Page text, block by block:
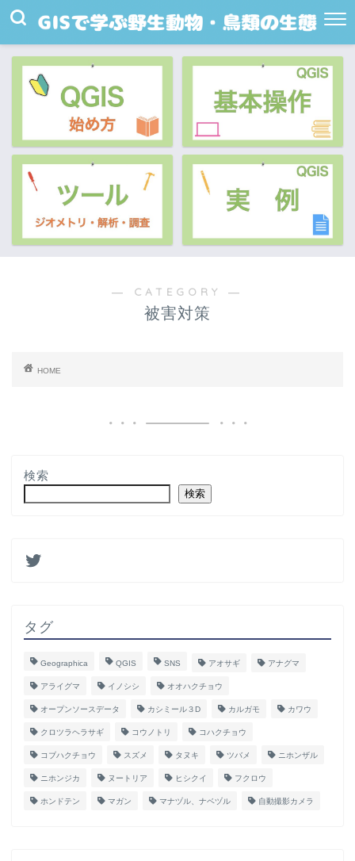
― CATEGORY ―
被害対策
HOME
検索
検索
タグ
Geographica QGIS SNS アオサギ アナグマ
アライグマ イノシシ オオハクチョウ
オープンソースデータ カシミール３D カルガモ カワウ
クロツラヘラサギ コウノトリ コハクチョウ
コブハクチョウ スズメ タヌキ ツバメ ニホンザル
ニホンジカ ヌートリア ヒシクイ フクロウ
ホンドテン マガン マナヅル、ナベヅル 自動撮影カメラ